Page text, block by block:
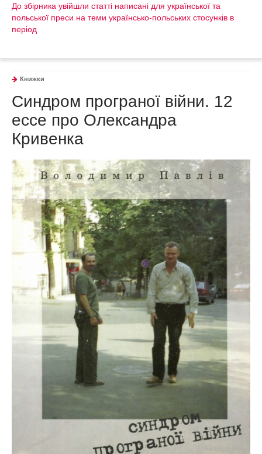
До збірника увійшли статті написані для української та
польської преси на теми українсько-польських стосунків в
період
Книжки
Синдром програної війни. 12
ессе про Олександра
Кривенка